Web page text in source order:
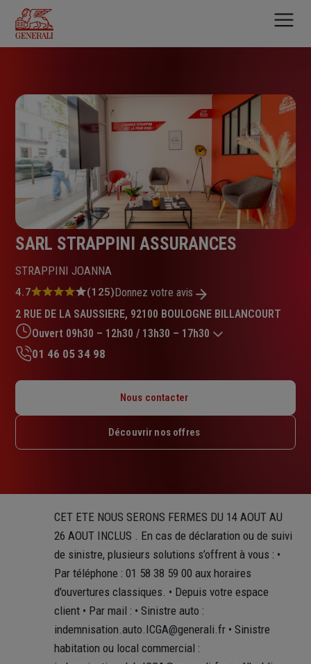
contenu
principal
SARL STRAPPINI ASSURANCES
STRAPPINI JOANNA
Note
4.7
sur
5
étoiles
4.7 (125)Donnez votre avis
2 RUE DE LA SAUSSIERE, 92100 BOULOGNE BILLANCOURT
Ouvert 09h30 – 12h30 / 13h30 – 17h30
Mardi : 09h30 – 12h30 / 13h30 – 17h30
Jeudi : 09h30 – 12h30 / 13h30 – 17h30
01 46 05 34 98
Nous contacter
Découvrir nos offres
CET ETE NOUS SERONS FERMES DU 14 AOUT AU
26 AOUT INCLUS . En cas de déclaration ou de suivi
de sinistre, plusieurs solutions s’offrent à vous : •
Par téléphone : 01 58 38 59 00 aux horaires
d'ouvertures classiques. • Depuis votre espace
client • Par mail : • Sinistre auto :
indemnisation.auto.ICGA@generali.fr • Sinistre
habitation ou local commercial :